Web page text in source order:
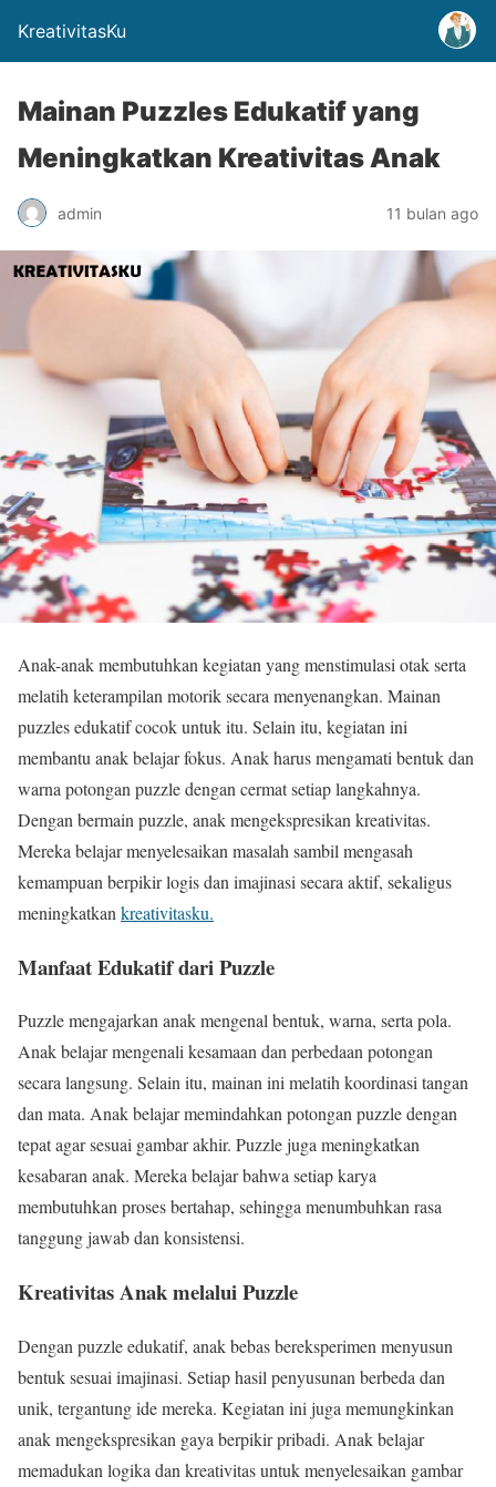
KreativitasKu
Mainan Puzzles Edukatif yang
Meningkatkan Kreativitas Anak
admin 11 bulan ago
Anak-anak membutuhkan kegiatan yang menstimulasi otak serta
melatih keterampilan motorik secara menyenangkan. Mainan
puzzles edukatif cocok untuk itu. Selain itu, kegiatan ini
membantu anak belajar fokus. Anak harus mengamati bentuk dan
warna potongan puzzle dengan cermat setiap langkahnya.
Dengan bermain puzzle, anak mengekspresikan kreativitas.
Mereka belajar menyelesaikan masalah sambil mengasah
kemampuan berpikir logis dan imajinasi secara aktif, sekaligus
meningkatkan kreativitasku.
Manfaat Edukatif dari Puzzle
Puzzle mengajarkan anak mengenal bentuk, warna, serta pola.
Anak belajar mengenali kesamaan dan perbedaan potongan
secara langsung. Selain itu, mainan ini melatih koordinasi tangan
dan mata. Anak belajar memindahkan potongan puzzle dengan
tepat agar sesuai gambar akhir. Puzzle juga meningkatkan
kesabaran anak. Mereka belajar bahwa setiap karya
membutuhkan proses bertahap, sehingga menumbuhkan rasa
tanggung jawab dan konsistensi.
Kreativitas Anak melalui Puzzle
Dengan puzzle edukatif, anak bebas bereksperimen menyusun
bentuk sesuai imajinasi. Setiap hasil penyusunan berbeda dan
unik, tergantung ide mereka. Kegiatan ini juga memungkinkan
anak mengekspresikan gaya berpikir pribadi. Anak belajar
memadukan logika dan kreativitas untuk menyelesaikan gambar